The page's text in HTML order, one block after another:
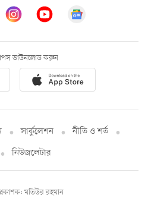
ডাউনলোড করুন
সার্কুলেশন
নীতি ও শর্ত
নিউজলেটার
মতিউর রহমান